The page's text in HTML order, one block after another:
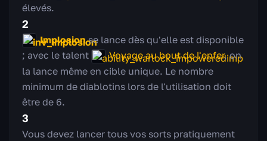
élevés.
2
Implosionse lance dès qu'elle est disponible
; avec le talent
Voyage au bout de l'enfer, on
la lance même en cible unique. Le nombre
minimum de diablotins lors de l'utilisation doit
être de 6.
3
Vous devez lancer tous vos sorts pratiquement